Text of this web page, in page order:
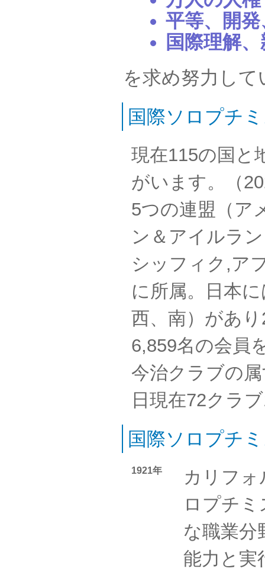
平等、開
国際理解
を求め努力して
国際ソロプチ
現在115の国と
がいます。（
5つの連盟（ア
ン＆アイルラ
シッフィク,ア
に所属。日本
西、南）があ
6,859名の会員
今治クラブの
日現在72クラ
国際ソロプチ
1921年
カリフ
ロプチ
な職業分
能力と実